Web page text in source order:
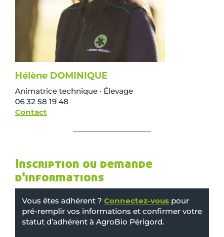
Hélène DOMINIQUE
Animatrice technique · Élevage
06 32 58 19 48
Contact
Inscription ou demande
d'informations
Vous êtes adhérent ? Connectez-vous pour
pré-remplir vos informations et confirmer votre
statut d’adhérent à AgroBio Périgord.